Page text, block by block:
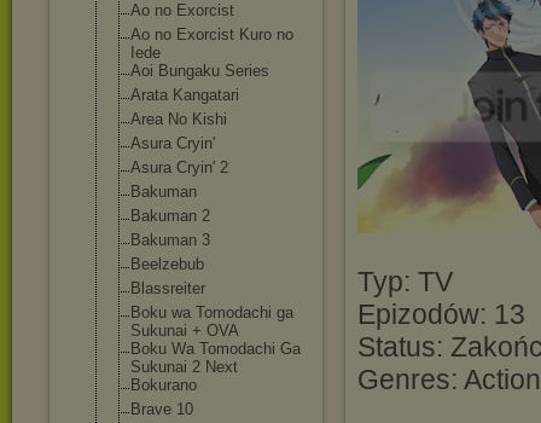
Ao no Exorcist
Ao no Exorcist Kuro no
Iede
Aoi Bungaku Series
Arata Kangatari
Area No Kishi
Asura Cryin'
Asura Cryin' 2
Bakuman
Bakuman 2
Bakuman 3
Beelzebub
Blassreiter
Boku wa Tomodachi ga
Sukunai + OVA
Boku Wa Tomodachi Ga
Sukunai 2 Next
Bokurano
Brave 10
Typ: TV
Epizodów: 13
Status:
Genres: